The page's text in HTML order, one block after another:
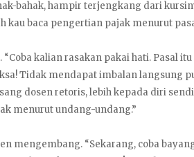
bahak, hampir terjengkang dari
kau baca pengertian pajak menurut
kalian rasakan pakai hati. Pasal
Tidak mendapat imbalan langsung
dosen retoris, lebih kepada diri
menurut undang-undang.”
mengembang. “Sekarang, coba